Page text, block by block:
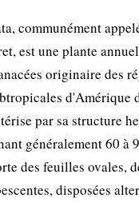
communément
est une plante
originaire des
d'Amérique
par sa structure
généralement 60 à
des feuilles ovales,
disposées